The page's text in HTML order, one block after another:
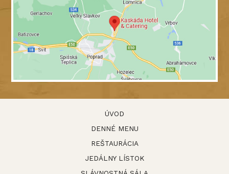
ÚVOD
DENNÉ MENU
REŠTAURÁCIA
JEDÁLNY LÍSTOK